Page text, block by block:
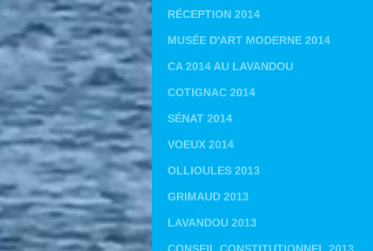
RÉCEPTION 2014
MUSÉE D'ART MODERNE 2014
CA 2014 AU LAVANDOU
COTIGNAC 2014
SÉNAT 2014
VOEUX 2014
OLLIOULES 2013
GRIMAUD 2013
LAVANDOU 2013